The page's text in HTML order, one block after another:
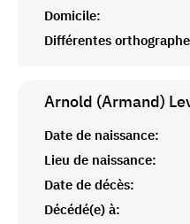
Domicile:
Différentes
Arnold (Armand)
Date de naissance:
Lieu de naissance:
Date de décès:
Décédé(e) à: